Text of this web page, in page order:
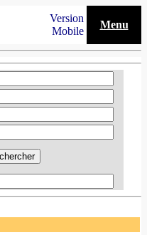
Version
Mobile
Menu